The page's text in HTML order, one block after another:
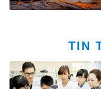
TIN